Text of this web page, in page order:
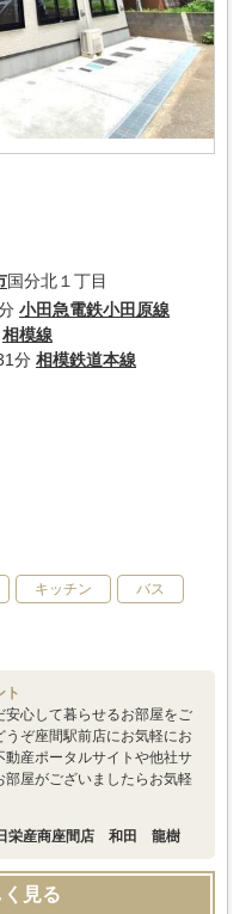
国分北１丁目
小田急電鉄小田原線
相模線
分 相模鉄道本線
キッチン バス
ト
安心して暮らせるお部屋をご
うぞ座間駅前店にお気軽にお
動産ポータルサイトや他社サ
部屋がございましたらお気軽
栄産商座間店 和田 龍樹
見る